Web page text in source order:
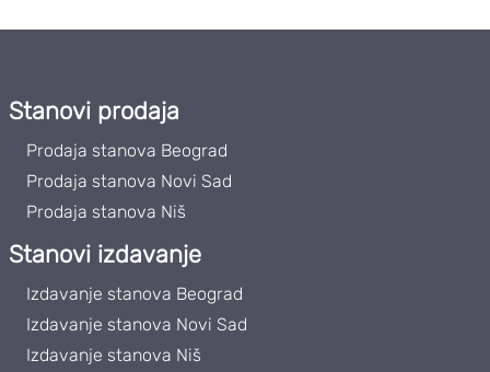
Stanovi prodaja
Prodaja stanova Beograd
Prodaja stanova Novi Sad
Prodaja stanova Niš
Stanovi izdavanje
Izdavanje stanova Beograd
Izdavanje stanova Novi Sad
Izdavanje stanova Niš